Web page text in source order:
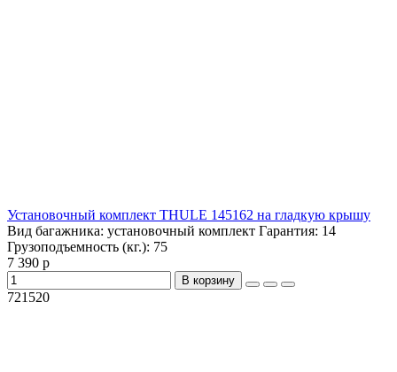
Установочный комплект THULE 145162 на гладкую крышу
Вид багажника: установочный комплект Гарантия: 14
Грузоподъемность (кг.): 75
7 390 р
В корзину
721520